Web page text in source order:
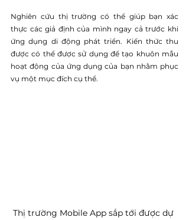
Nghiên cứu thị trường có thể giúp bạn xác
thực các giả định của mình ngay cả trước khi
ứng dụng di động phát triển. Kiến thức thu
được có thể được sử dụng để tạo khuôn mẫu
hoạt động của ứng dụng của bạn nhằm phục
vụ một mục đích cụ thể.
Thị trường Mobile App sắp tới được dự